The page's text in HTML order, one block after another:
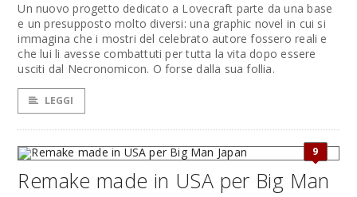
Un nuovo progetto dedicato a Lovecraft parte da una base
e un presupposto molto diversi: una graphic novel in cui si
immagina che i mostri del celebrato autore fossero reali e
che lui li avesse combattuti per tutta la vita dopo essere
usciti dal Necronomicon. O forse dalla sua follia.
LEGGI
9
Remake made in USA per Big Man